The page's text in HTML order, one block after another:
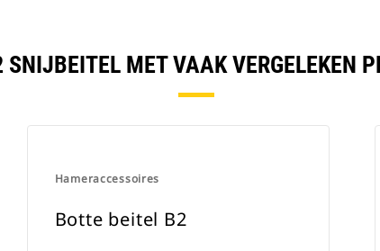
SNIJBEITEL MET VAAK VERGELEKEN
Hameraccessoires
Botte beitel B2